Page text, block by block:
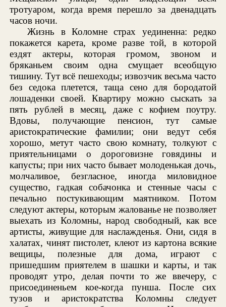
тротуаром, когда время перешло за двенадцать
часов ночи.
Жизнь в Коломне страх уединенна: редко
покажется карета, кроме разве той, в которой
ездят актеры, которая громом, звоном и
бряканьем своим одна смущает всеобщую
тишину. Тут всё пешеходы; извозчик весьма часто
без седока плетется, таща сено для бородатой
лошаденки своей. Квартиру можно сыскать за
пять рублей в месяц, даже с кофием поутру.
Вдовы, получающие пенсион, тут самые
аристократические фамилии; они ведут себя
хорошо, метут часто свою комнату, толкуют с
приятельницами о дороговизне говядины и
капусты; при них часто бывает молоденькая дочь,
молчаливое, безгласное, иногда миловидное
существо, гадкая собачонка и стенные часы с
печально постукивающим маятником. Потом
следуют актеры, которым жалованье не позволяет
выехать из Коломны, народ свободный, как все
артисты, живущие для наслажденья. Они, сидя в
халатах, чинят пистолет, клеют из картона всякие
вещицы, полезные для дома, играют с
пришедшим приятелем в шашки и карты, и так
проводят утро, делая почти то же ввечеру, с
присоединеньем кое-когда пунша. После сих
тузов и аристократства Коломны следует